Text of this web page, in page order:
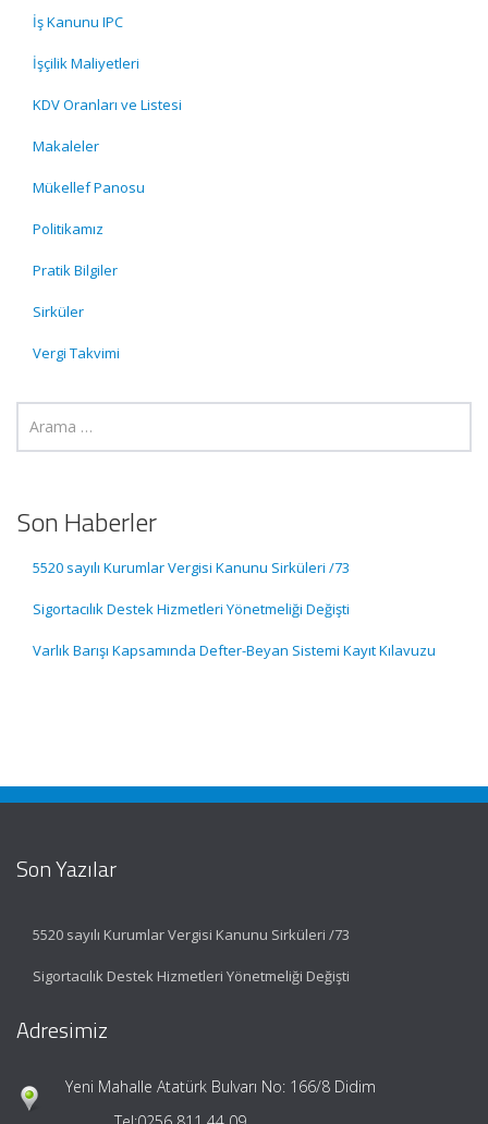
İş Kanunu IPC
İşçilik Maliyetleri
KDV Oranları ve Listesi
Makaleler
Mükellef Panosu
Politikamız
Pratik Bilgiler
Sirküler
Vergi Takvimi
Son Haberler
5520 sayılı Kurumlar Vergisi Kanunu Sirküleri /73
Sigortacılık Destek Hizmetleri Yönetmeliği Değişti
Varlık Barışı Kapsamında Defter-Beyan Sistemi Kayıt Kılavuzu
Son Yazılar
5520 sayılı Kurumlar Vergisi Kanunu Sirküleri /73
Sigortacılık Destek Hizmetleri Yönetmeliği Değişti
Adresimiz
Yeni Mahalle Atatürk Bulvarı No: 166/8 Didim